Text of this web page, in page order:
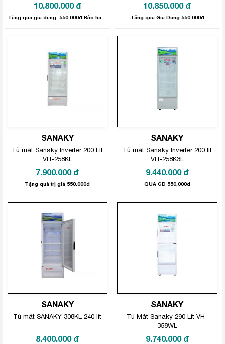
10.800.000 đ 10.850.000 đ
Tặng quà Gia Dụng 550.000đ
SANAKY
Tủ mát Sanaky Inverter 200 Lít
VH-258KL
7.900.000 đ
Tặng quà trị giá 550.000đ
SANAKY
Tủ mát Sanaky Inverter 200 lít
VH-258K3L
9.440.000 đ
QUÀ GD 550,000đ
SANAKY
Tủ mát SANAKY 308KL 240 lít
8.400.000 đ
SANAKY
Tủ Mát Sanaky 290 Lít VH-
358WL
9.740.000 đ